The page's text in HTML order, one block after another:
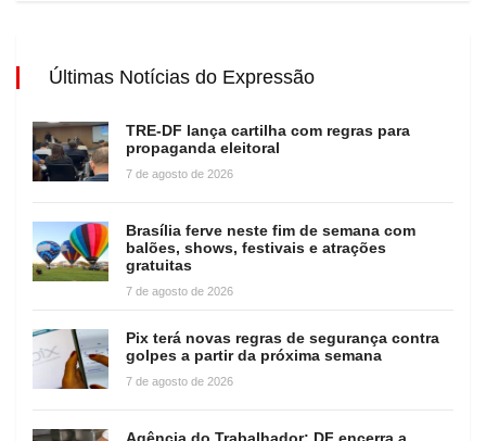
Últimas Notícias do Expressão
TRE-DF lança cartilha com regras para
propaganda eleitoral
7 de agosto de 2026
Brasília ferve neste fim de semana com
balões, shows, festivais e atrações
gratuitas
7 de agosto de 2026
Pix terá novas regras de segurança contra
golpes a partir da próxima semana
7 de agosto de 2026